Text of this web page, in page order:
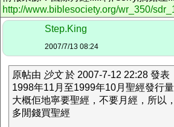
http://www.biblesociety.org/wr_350/
Step.King
2007/7/13 08:24
原帖由 沙文於 2007-7-12 22:28 發表
1998年11月至1999年10月聖經發行量
大概佢地寧要聖經，不要月經，所以
多閒錢買聖經